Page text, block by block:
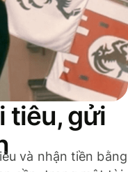
tiêu, gửi
và nhận tiền bằng